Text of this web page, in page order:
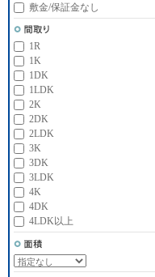
敷金/保証金なし
1R
1K
1DK
1LDK
2K
2DK
2LDK
3K
3DK
3LDK
4K
4DK
4LDK以上